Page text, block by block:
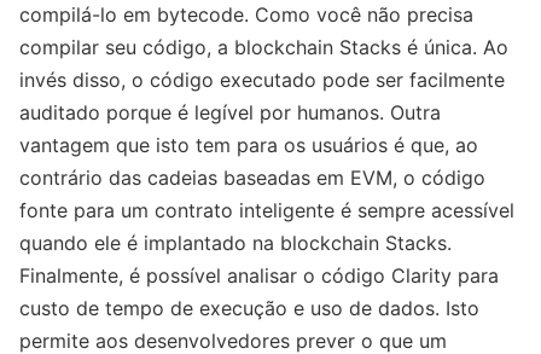
compilá-lo em bytecode. Como você não precisa
compilar seu código, a blockchain Stacks é única. Ao
invés disso, o código executado pode ser facilmente
auditado porque é legível por humanos. Outra
vantagem que isto tem para os usuários é que, ao
contrário das cadeias baseadas em EVM, o código
fonte para um contrato inteligente é sempre acessível
quando ele é implantado na blockchain Stacks.
Finalmente, é possível analisar o código Clarity para
custo de tempo de execução e uso de dados. Isto
permite aos desenvolvedores prever o que um